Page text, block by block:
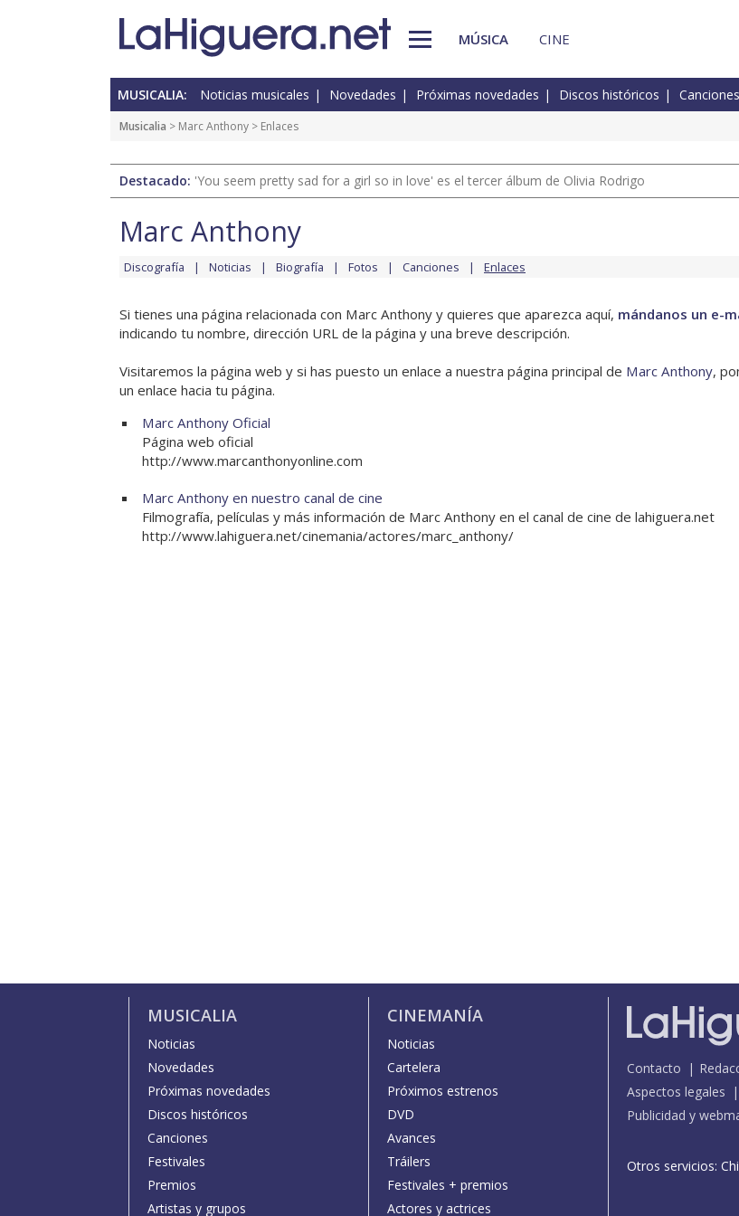
MÚSICA CINE
MUSICALIA: Noticias musicales Novedades Próximas novedades Discos históricos Canciones
Musicalia > Marc Anthony > Enlaces
Destacado: 'You seem pretty sad for a girl so in love' es el tercer álbum de Olivia Rodrigo
Marc Anthony
Discografía Noticias Biografía Fotos Canciones Enlaces
Si tienes una página relacionada con Marc Anthony y quieres que aparezca aquí, mándanos un e-
indicando tu nombre, dirección URL de la página y una breve descripción.
Visitaremos la página web y si has puesto un enlace a nuestra página principal de Marc Anthony,
un enlace hacia tu página.
Marc Anthony Oficial
Página web oficial
http://www.marcanthonyonline.com
Marc Anthony en nuestro canal de cine
Filmografía, películas y más información de Marc Anthony en el canal de cine de lahiguera.net
http://www.lahiguera.net/cinemania/actores/marc_anthony/
MUSICALIA
Noticias
Novedades
Próximas novedades
Discos históricos
Canciones
Festivales
Premios
Artistas y grupos
CINEMANÍA
Noticias
Cartelera
Próximos estrenos
DVD
Avances
Tráilers
Festivales + premios
Actores y actrices
Contacto
Aspectos legales
Publicidad y
Otros servicios: